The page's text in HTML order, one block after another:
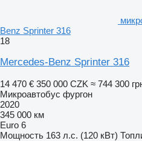
Benz Sprinter 316
18
Mercedes-Benz Sprinter 316
14 470 € 350 000 CZK ≈ 744 300
Микроавтобус фургон
2020
345 000 км
Euro 6
Мощность 163 л.с. (120 кВт)